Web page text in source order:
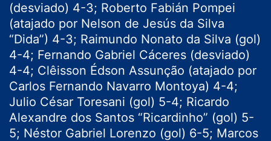
(desviado) 4-3; Roberto Fabián Pompei
(atajado por Nelson de Jesús da Silva
“Dida”) 4-3; Raimundo Nonato da Silva (gol)
4-4; Fernando Gabriel Cáceres (desviado)
4-4; Clêisson Édson Assunção (atajado por
Carlos Fernando Navarro Montoya) 4-4;
Julio César Toresani (gol) 5-4; Ricardo
Alexandre dos Santos “Ricardinho” (gol) 5-
5; Néstor Gabriel Lorenzo (gol) 6-5; Marcos